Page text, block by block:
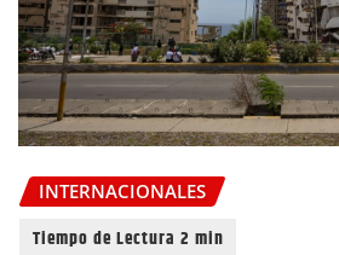
INTERNACIONALES